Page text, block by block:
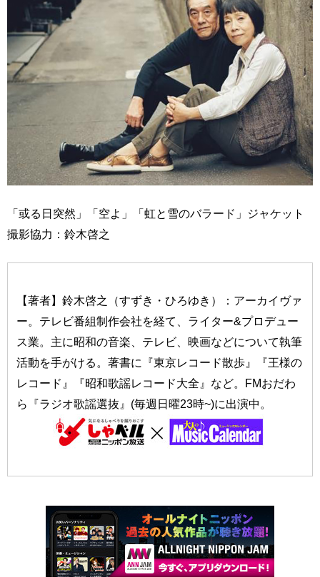
「或る日突然」「空よ」「虹と雪のバラード」ジャケット
撮影協力：鈴木啓之
【著者】鈴木啓之（すずき・ひろゆき）：アーカイヴァ
ー。テレビ番組制作会社を経て、ライター&プロデュー
ス業。主に昭和の音楽、テレビ、映画などについて執筆
活動を手がける。著書に『東京レコード散歩』『王様の
レコード』『昭和歌謡レコード大全』など。FMおだわ
ら『ラジオ歌謡選抜』(毎週日曜23時~)に出演中。